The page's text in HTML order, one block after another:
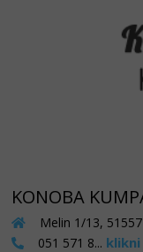
KONOBA
Melin 1/13,
051 571 8...